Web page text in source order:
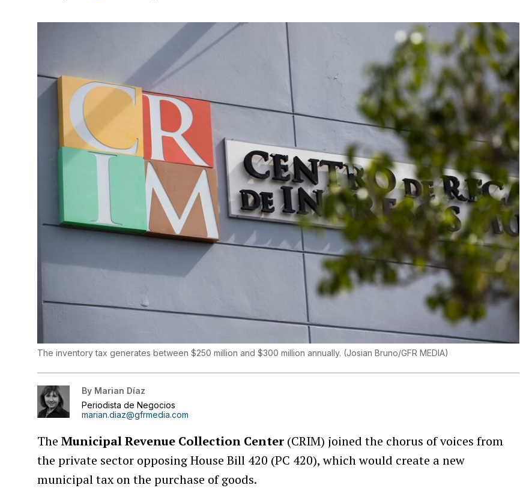
The inventory tax generates between $250 million and $300 million annually. (Josian Bruno/GFR MEDIA)
By Marian Díaz
Periodista de Negocios
marian.diaz@gfrmedia.com
TheMunicipal Revenue Collection Center (CRIM) joined the chorus of voices from
the private sector opposing House Bill 420 (PC 420), which would create a new
municipal tax on the purchase of goods.